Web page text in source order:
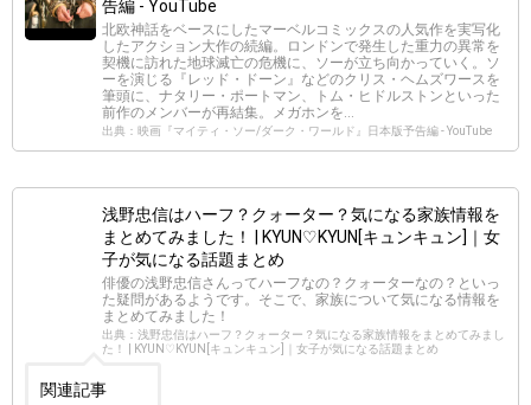
告編 - YouTube
北欧神話をベースにしたマーベルコミックスの人気作を実写化
したアクション大作の続編。ロンドンで発生した重力の異常を
契機に訪れた地球滅亡の危機に、ソーが立ち向かっていく。ソ
ーを演じる『レッド・ドーン』などのクリス・ヘムズワースを
筆頭に、ナタリー・ポートマン、トム・ヒドルストンといった
前作のメンバーが再結集。メガホンを...
出典：映画『マイティ・ソー/ダーク・ワールド』日本版予告編 - YouTube
浅野忠信はハーフ？クォーター？気になる家族情報を
まとめてみました！ | KYUN♡KYUN[キュンキュン]｜女
子が気になる話題まとめ
俳優の浅野忠信さんってハーフなの？クォーターなの？といっ
た疑問があるようです。そこで、家族について気になる情報を
まとめてみました！
出典：浅野忠信はハーフ？クォーター？気になる家族情報をまとめてみまし
た！ | KYUN♡KYUN[キュンキュン]｜女子が気になる話題まとめ
関連記事